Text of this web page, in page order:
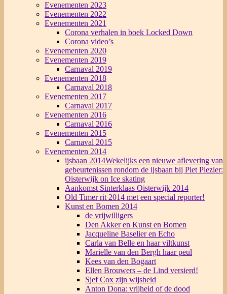
Evenementen 2023
Evenementen 2022
Evenementen 2021
Corona verhalen in boek Locked Down
Corona video’s
Evenementen 2020
Evenementen 2019
Carnaval 2019
Evenementen 2018
Carnaval 2018
Evenementen 2017
Carnaval 2017
Evenementen 2016
Carnaval 2016
Evenementen 2015
Carnaval 2015
Evenementen 2014
ijsbaan 2014Wekelijks een nieuwe aflevering van
gebeurtenissen rondom de ijsbaan bij Piet Plezier:
Oisterwijk on Ice skating
Aankomst Sinterklaas Oisterwijk 2014
Old Timer rit 2014 met een special reporter!
Kunst en Bomen 2014
de vrijwilligers
Den Akker en Kunst en Bomen
Jacqueline Baselier en Echo
Carla van Belle en haar viltkunst
Marielle van den Bergh haar peul
Kees van den Bogaart
Ellen Brouwers – de Lind versierd!
Sjef Cox zijn wijsheid
Anton Dona: vrijheid of de dood